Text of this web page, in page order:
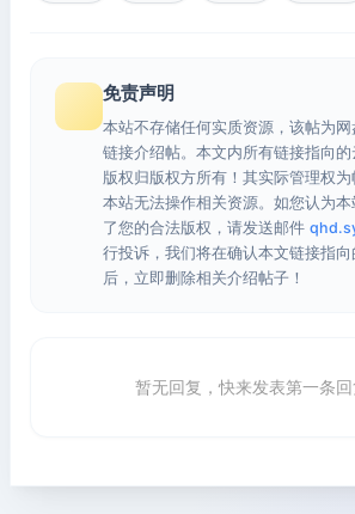
免责声明
本站不存储任何实质资源，该帖为
链接介绍帖。本文内所有链接指向
版权归版权方所有！其实际管理权为
本站无法操作相关资源。如您认为
了您的合法版权，请发送邮件
行投诉，我们将在确认本文链接指
后，立即删除相关介绍帖子！
暂无回复，快来发表第一条回